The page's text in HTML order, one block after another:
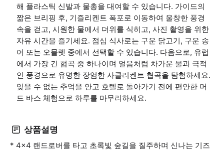
해 플라스틱 신발과 물총을 대여할 수 있습니다. 가이드의
짧은 브리핑 후, 기즐리켄트 폭포로 이동하여 울창한 풍경
속을 걷고, 시원한 물에서 더위를 식히고, 사진 촬영을 위한
자유 시간을 즐기세요. 점심 식사로는 구운 닭고기, 구운 송
어 또는 오믈렛 중에서 선택할 수 있습니다. 다음으로, 유럽
에서 가장 긴 협곡 중 하나이며 얼음처럼 차가운 물과 극적
인 풍경으로 유명한 장엄한 사클리켄트 협곡을 탐험하세요.
잊을 수 없는 추억을 안고 호텔로 돌아가기 전에 편안한 머
드 바스 체험으로 하루를 마무리하세요.
상품설명
* 4x4 랜드로버를 타고 초록빛 숲길을 질주하며 신나는 기즈